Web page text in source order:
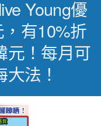
Young優
有10%折
元！每月可
法！